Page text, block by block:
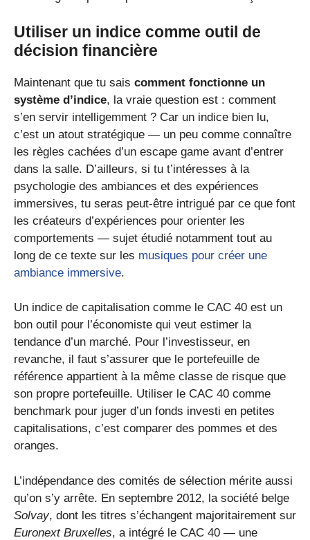
Utiliser un indice comme outil de
décision financière
Maintenant que tu sais comment fonctionne un
système d’indice, la vraie question est : comment
s’en servir intelligemment ? Car un indice bien lu,
c’est un atout stratégique — un peu comme connaître
les règles cachées d’un escape game avant d’entrer
dans la salle. D’ailleurs, si tu t’intéresses à la
psychologie des ambiances et des expériences
immersives, tu seras peut-être intrigué par ce que font
les créateurs d’expériences pour orienter les
comportements — sujet étudié notamment tout au
long de ce texte sur les musiques pour créer une
ambiance immersive.
Un indice de capitalisation comme le CAC 40 est un
bon outil pour l’économiste qui veut estimer la
tendance d’un marché. Pour l’investisseur, en
revanche, il faut s’assurer que le portefeuille de
référence appartient à la même classe de risque que
son propre portefeuille. Utiliser le CAC 40 comme
benchmark pour juger d’un fonds investi en petites
capitalisations, c’est comparer des pommes et des
oranges.
L’indépendance des comités de sélection mérite aussi
qu’on s’y arrête. En septembre 2012, la société belge
Solvay, dont les titres s’échangent majoritairement sur
Euronext Bruxelles, a intégré le CAC 40 — une